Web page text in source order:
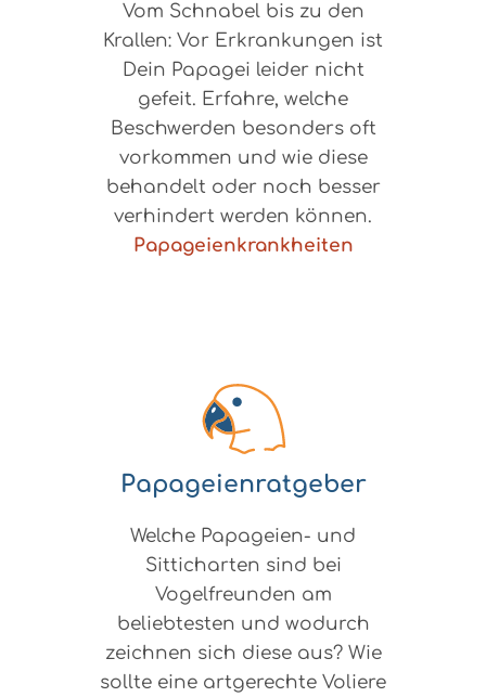
Vom Schnabel bis zu den
Krallen: Vor Erkrankungen ist
Dein Papagei leider nicht
gefeit. Erfahre, welche
Beschwerden besonders oft
vorkommen und wie diese
behandelt oder noch besser
verhindert werden können.
Papageienkrankheiten
Papageienratgeber
Welche Papageien- und
Sitticharten sind bei
Vogelfreunden am
beliebtesten und wodurch
zeichnen sich diese aus? Wie
sollte eine artgerechte Voliere